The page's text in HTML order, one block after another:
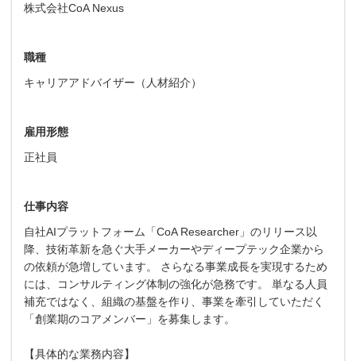
株式会社CoA Nexus
職種
キャリアアドバイザー（人材紹介）
雇用形態
正社員
仕事内容
自社AIプラットフォーム「CoA Researcher」のリリース以
降、技術革新を急ぐ大手メーカーやディープテック企業から
の依頼が急増しています。 さらなる事業成長を実現するため
には、コンサルティング体制の強化が急務です。 単なる人員
補充ではなく、組織の基盤を作り、事業を牽引していただく
「創業期のコアメンバー」を募集します。
【具体的な業務内容】